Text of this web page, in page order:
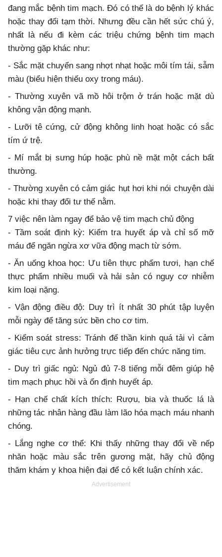
đang mắc bệnh tim mạch. Đó có thể là do bệnh lý khác
hoặc thay đổi tạm thời. Nhưng đều cần hết sức chú ý,
nhất là nếu đi kèm các triệu chứng bệnh tim mạch
thường gặp khác như:
- Sắc mặt chuyển sang nhợt nhạt hoặc môi tím tái, sẫm
màu (biểu hiện thiếu oxy trong máu).
- Thường xuyên vã mồ hôi trộm ở trán hoặc mặt dù
không vận động mạnh.
- Lưỡi tê cứng, cử động không linh hoạt hoặc có sắc
tím ứ trệ.
- Mí mắt bị sưng húp hoặc phù nề mặt một cách bất
thường.
- Thường xuyên có cảm giác hụt hơi khi nói chuyện dài
hoặc khi thay đổi tư thế nằm.
7 việc nên làm ngay để bảo vệ tim mạch chủ động
- Tầm soát định kỳ: Kiểm tra huyết áp và chỉ số mỡ
máu để ngăn ngừa xơ vữa động mạch từ sớm.
- Ăn uống khoa học: Ưu tiên thực phẩm tươi, hạn chế
thực phẩm nhiều muối và hải sản có nguy cơ nhiễm
kim loại nặng.
- Vận động điều độ: Duy trì ít nhất 30 phút tập luyện
mỗi ngày để tăng sức bền cho cơ tim.
- Kiểm soát stress: Tránh để thần kinh quá tải vì cảm
giác tiêu cực ảnh hưởng trực tiếp đến chức năng tim.
- Duy trì giấc ngủ: Ngủ đủ 7-8 tiếng mỗi đêm giúp hệ
tim mạch phục hồi và ổn định huyết áp.
- Hạn chế chất kích thích: Rượu, bia và thuốc lá là
những tác nhân hàng đầu làm lão hóa mạch máu nhanh
chóng.
- Lắng nghe cơ thể: Khi thấy những thay đổi về nếp
nhăn hoặc màu sắc trên gương mặt, hãy chủ động
thăm khám y khoa hiện đại để có kết luận chính xác.
Advertisement